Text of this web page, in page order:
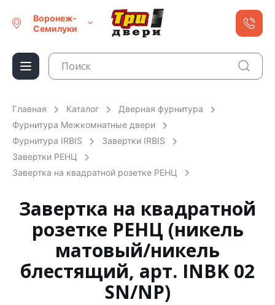
Воронеж-
Семилуки
Главная Каталог
Дверная фурнитура
Фурнитура Межкомнатные двери
Фурнитура IRBIS
Завертки IRBIS
Завертки РЕНЦ
Завертка на квадратной розетке РЕНЦ
Завертка на квадратной
розетке РЕНЦ (никель
матовый/никель
блестящий, арт. INBK 02
SN/NP)